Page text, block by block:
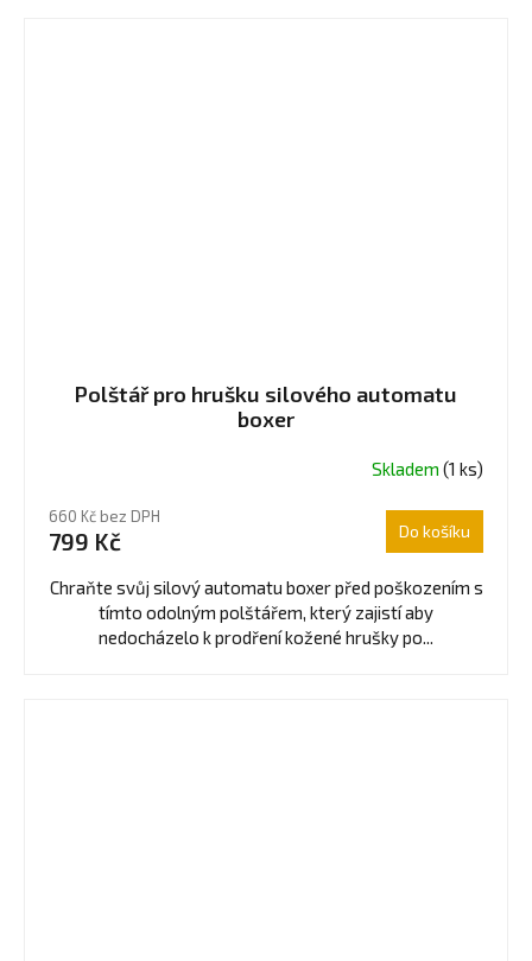
Polštář pro hrušku silového automatu
boxer
Skladem (1 ks)
660 Kč bez DPH
799 Kč Do košíku
Chraňte svůj silový automatu boxer před poškozením s
tímto odolným polštářem, který zajistí aby
nedocházelo k prodření kožené hrušky po...